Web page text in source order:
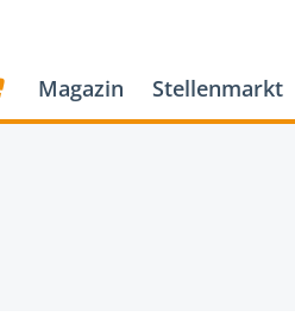
Magazin Stellenmarkt